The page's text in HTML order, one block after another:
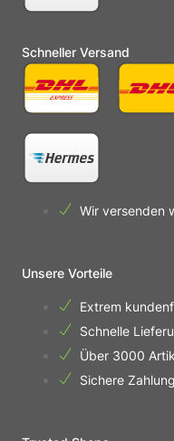
Schneller Versand
Wir versenden
Unsere Vorteile
Extrem
Schnelle
Über 3000
Sichere